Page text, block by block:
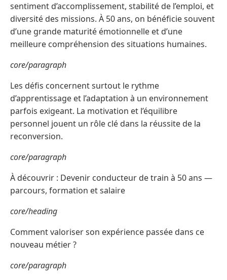
sentiment d’accomplissement, stabilité de l’emploi, et
diversité des missions. À 50 ans, on bénéficie souvent
d’une grande maturité émotionnelle et d’une
meilleure compréhension des situations humaines.
core/paragraph
Les défis concernent surtout le rythme
d’apprentissage et l’adaptation à un environnement
parfois exigeant. La motivation et l’équilibre
personnel jouent un rôle clé dans la réussite de la
reconversion.
core/paragraph
À découvrir : Devenir conducteur de train à 50 ans —
parcours, formation et salaire
core/heading
Comment valoriser son expérience passée dans ce
nouveau métier ?
core/paragraph